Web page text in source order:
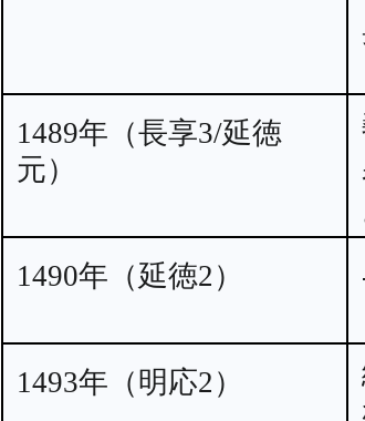
1489年（長享3/延徳
元）
1490年（延徳2）
1493年（明応2）